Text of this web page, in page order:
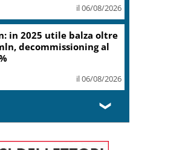
il 06/08/2026
in 2025 utile balza oltre
decommissioning al
il 06/08/2026
❯